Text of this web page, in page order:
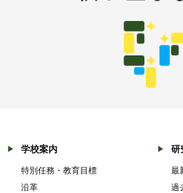
学校案内
特別任務・教育目標
沿革
研
最
過